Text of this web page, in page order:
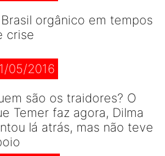
orgânico em tempos
crise
05/2016
são os traidores? O
Temer faz agora, Dilma
lá atrás, mas não teve